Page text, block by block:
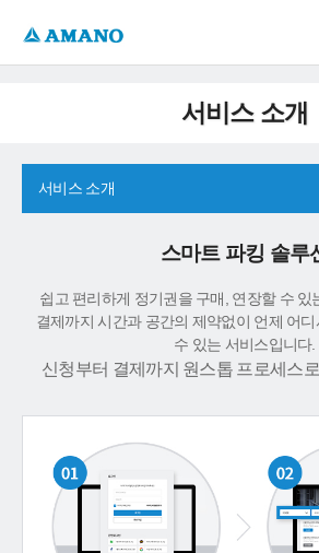
서비스 소개
서비스 소개
스마트 파킹 솔루
쉽고 편리하게 정기권을 구매, 연장할 수 있
결제까지 시간과 공간의 제약없이 언제 어
수 있는 서비스입니다.
신청부터 결제까지 원스톱 프로세스